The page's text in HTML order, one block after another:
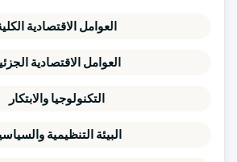
العوامل الاقتصادية
العوامل الاقتصادية
التكنولوجيا والابتكار
البيئة التنظيمية